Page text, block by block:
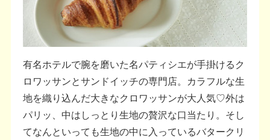
有名ホテルで腕を磨いた名パティシエが手掛けるク
ロワッサンとサンドイッチの専門店。カラフルな生
地を織り込んだ大きなクロワッサンが大人気♡外は
パリッ、中はしっとり生地の贅沢な口当たり。そし
てなんといっても生地の中に入っているバタークリ